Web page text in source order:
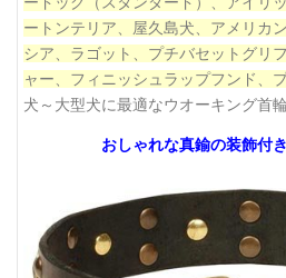
ートンテリア、屋久島犬、アメリカ
シア、ラゴット、プチバセットグリ
ャー、フィニッシュラップフンド、
犬～大型犬に最適なウオーキング首
おしゃれな真鍮の装飾付